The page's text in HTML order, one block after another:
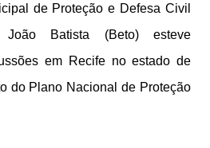
de Proteção e Defesa Civil
Batista (Beto) esteve
em Recife no estado de
do Plano Nacional de Proteção